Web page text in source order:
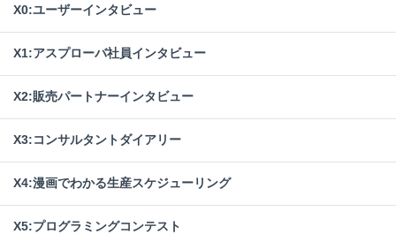
X0:ユーザーインタビュー
X1:アスプローバ社員インタビュー
X2:販売パートナーインタビュー
X3:コンサルタントダイアリー
X4:漫画でわかる生産スケジューリング
X5:プログラミングコンテスト